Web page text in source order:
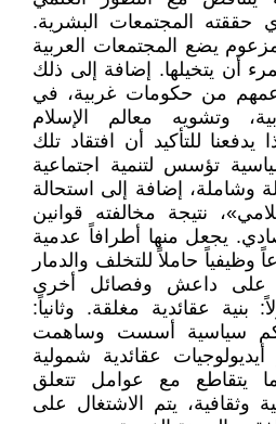
حققته المجتمعات البشرية.
يضع المجتمعات العربية
أن يتخيلها. إضافة إلى ذلك
من حكومات غربية، في
وتشويه معالم الإسلام
يدفعنا للتأكيد أن افتقاد تلك
تؤسس لتنمية اجتماعية
وشاملة، إضافة إلى استحالة
نتيجة مخالفته قوانين
يجعل منها أطرافاً عدمية
حاملاً للتخلف والدمار
على داعش وفصائل أخرى
بنية عقائدية مغلقة. وثانياً:
حكم سياسية أسست وساهمت
عقائدية شمولية
يتقاطع مع عوامل تتعلق
وثقافية، يتم الاشتغال على